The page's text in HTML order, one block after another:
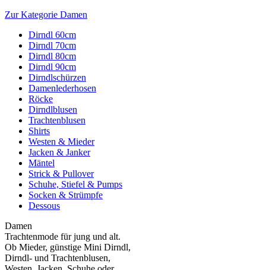
Zur Kategorie Damen
Dirndl 60cm
Dirndl 70cm
Dirndl 80cm
Dirndl 90cm
Dirndlschürzen
Damenlederhosen
Röcke
Dirndlblusen
Trachtenblusen
Shirts
Westen & Mieder
Jacken & Janker
Mäntel
Strick & Pullover
Schuhe, Stiefel & Pumps
Socken & Strümpfe
Dessous
Damen
Trachtenmode für jung und alt.
Ob Mieder, günstige Mini Dirndl,
Dirndl- und Trachtenblusen,